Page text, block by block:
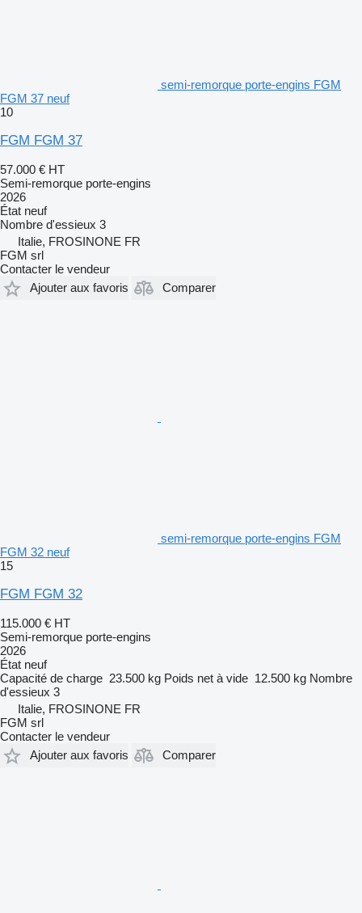
semi-remorque porte-engins FGM
FGM 37 neuf
10
FGM FGM 37
57.000 € HT
Semi-remorque porte-engins
2026
État neuf
Nombre d'essieux 3
Italie, FROSINONE FR
FGM srl
Contacter le vendeur
Ajouter aux favoris
Comparer
semi-remorque porte-engins FGM
FGM 32 neuf
15
FGM FGM 32
115.000 € HT
Semi-remorque porte-engins
2026
État neuf
Capacité de charge 23.500 kg Poids net à vide 12.500 kg Nombre
d'essieux 3
Italie, FROSINONE FR
FGM srl
Contacter le vendeur
Ajouter aux favoris
Comparer